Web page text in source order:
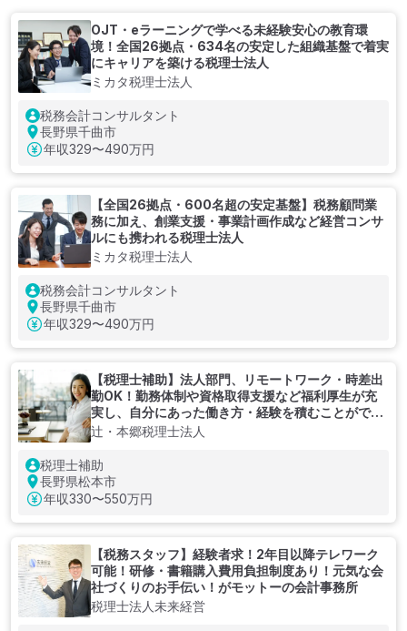
OJT・eラーニングで学べる未経験安心の教育環
境！全国26拠点・634名の安定した組織基盤で着実
にキャリアを築ける税理士法人
ミカタ税理士法人
税務会計コンサルタント
長野県千曲市
年収329〜490万円
【全国26拠点・600名超の安定基盤】税務顧問業
務に加え、創業支援・事業計画作成など経営コンサ
ルにも携われる税理士法人
ミカタ税理士法人
税務会計コンサルタント
長野県千曲市
年収329〜490万円
【税理士補助】法人部門、リモートワーク・時差出
勤OK！勤務体制や資格取得支援など福利厚生が充
実し、自分にあった働き方・経験を積むことができ
る税理士法人
辻・本郷税理士法人
税理士補助
長野県松本市
年収330〜550万円
【税務スタッフ】経験者求！2年目以降テレワーク
可能！研修・書籍購入費用負担制度あり！元気な会
社づくりのお手伝い！がモットーの会計事務所
税理士法人未来経営